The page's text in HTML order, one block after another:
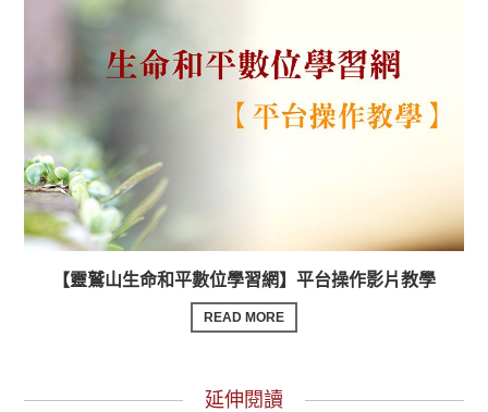
【靈鷲山生命和平數位學習網】平台操作影片教學
READ MORE
延伸閱讀